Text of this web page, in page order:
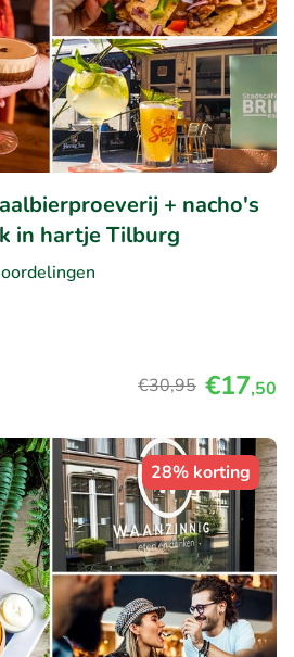
+ nacho's
in hartje Tilburg
€30,95 €17,50
28% korting